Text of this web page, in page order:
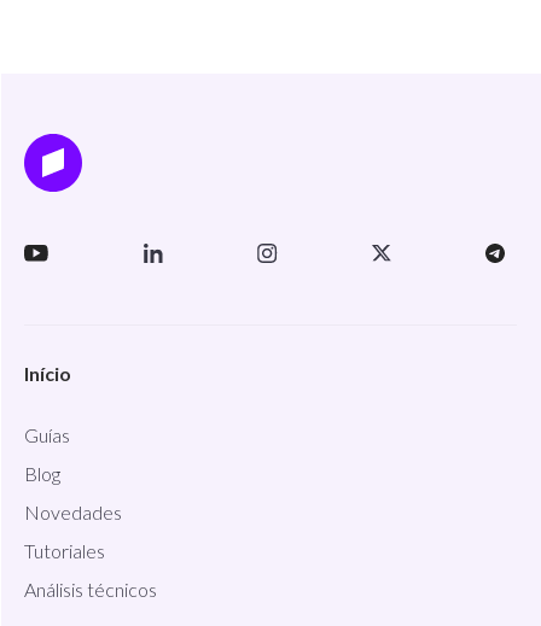
Início
Guías
Blog
Novedades
Tutoriales
Análisis técnicos